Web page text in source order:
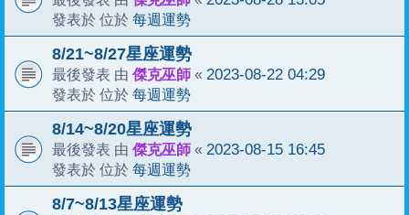
發表於 位於 每週運勢
8/21~8/27星座運勢
最後發表 由 傑克巫師 « 2023-08-22 04:29
發表於 位於 每週運勢
8/14~8/20星座運勢
最後發表 由 傑克巫師 « 2023-08-15 16:45
發表於 位於 每週運勢
8/7~8/13星座運勢